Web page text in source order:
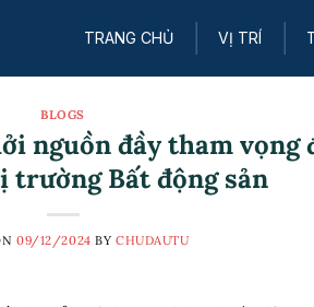
TRANG CHỦ VỊ TRÍ
BLOGS
nguồn đầy tham vọng
Bất động sản
09/12/2024 BY CHUDAUTU